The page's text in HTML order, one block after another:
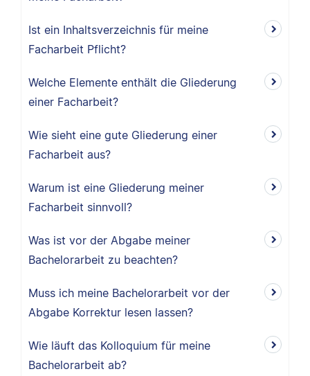
Ist ein Inhaltsverzeichnis für meine
Facharbeit Pflicht?
Welche Elemente enthält die Gliederung
einer Facharbeit?
Wie sieht eine gute Gliederung einer
Facharbeit aus?
Warum ist eine Gliederung meiner
Facharbeit sinnvoll?
Was ist vor der Abgabe meiner
Bachelorarbeit zu beachten?
Muss ich meine Bachelorarbeit vor der
Abgabe Korrektur lesen lassen?
Wie läuft das Kolloquium für meine
Bachelorarbeit ab?